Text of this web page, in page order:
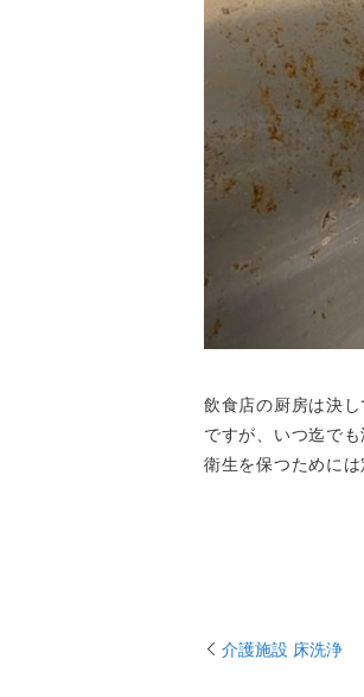
飲食店の厨房は決
ですが、いつ迄で
衛生を保つためには
介護施設 床洗浄